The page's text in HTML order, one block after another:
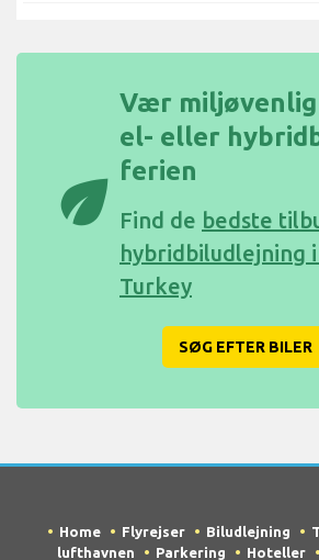
eco
Vær miljøvenlig
el- eller
ferien
Find de bedste
hybridbiludlejning i
Turkey
SØG EFTER BILER
Home Flyrejser Biludlejning
lufthavnen
Parkering Hoteller